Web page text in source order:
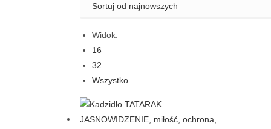
Widok:
16
32
Wszystko